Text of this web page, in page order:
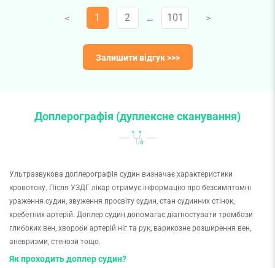
почувався комфортно під час консультації. Бажаємо
вам міцного здоров'я!
V 1 2 … 101 V
Залишити відгук >>>
Доплерографія (дуплексне сканування)
Ультразвукова доплерографія судин визначає характеристики
кровотоку. Після УЗДГ лікар отримує інформацію про безсимптомні
ураження судин, звуження просвіту судин, стан судинних стінок,
хребетних артерій. Доплер судин допомагає діагностувати тромбози
глибоких вен, хвороби артерій ніг та рук, варикозне розширення вен,
аневризми, стенози тощо.
Як проходить доплер судин?